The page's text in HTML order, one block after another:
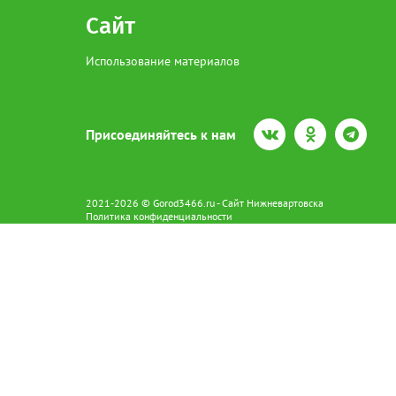
Сайт
Использование материалов
Присоединяйтесь к нам
2021-2026 © Gorod3466.ru - Сайт Нижневартовска
Политика конфиденциальности